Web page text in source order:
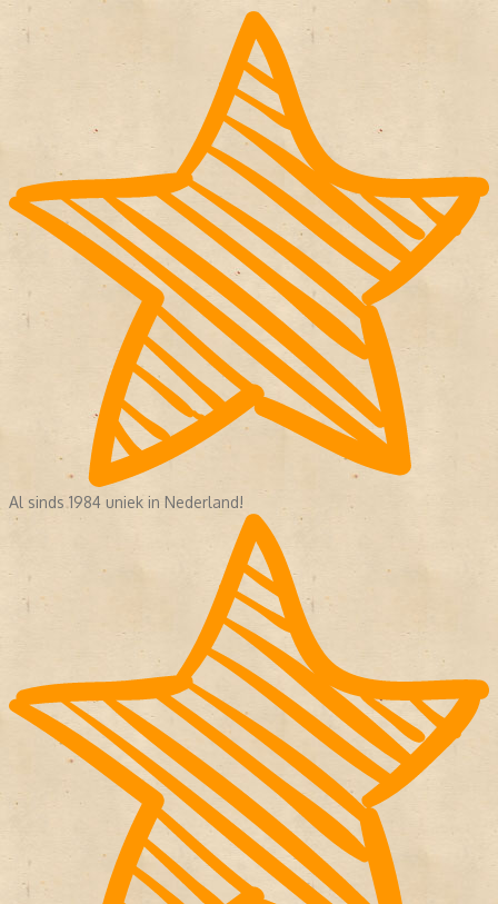
Al sinds 1984 uniek in Nederland!